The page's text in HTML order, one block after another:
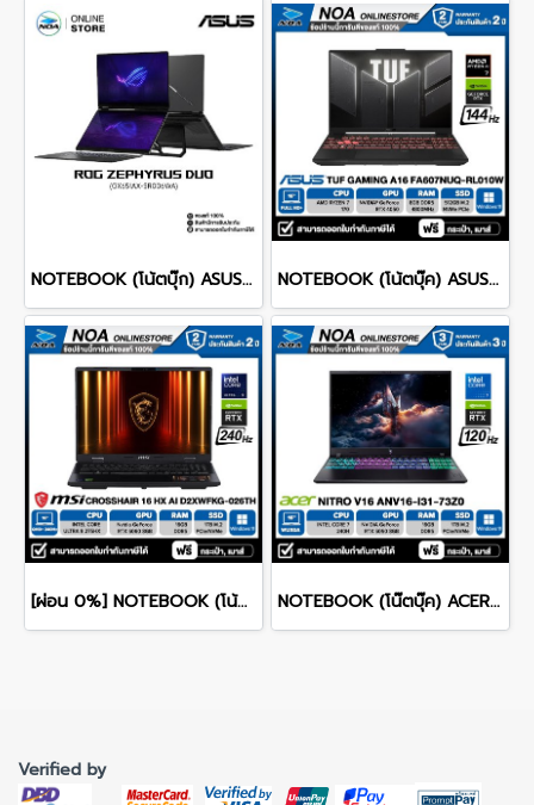
NOTEBOOK (โน้ตบุ๊ก) ASUS ROG ZEPHYRUS DUO 16 GX651AX-SR006WA 16" 3K OLED 120Hz Touchscreen/ULTRA 9 386H/64GB/SSD 2TB/RTX 5090/WINDOWS 11+MS OFFICE รับประกันศูนย์ไทย 3ปี NOTEBOOK (โน้ตบุ๊ค) ASUS TUF GAMING A16 FA607NUQ-RL010W 16" FHD+ 144Hz/RYZEN 7 170/RAM 8GB/SSD 512GB/RTX4050 รับประกันซ่อมฟรีถึงบ้าน 2ปี
[ผ่อน 0%] NOTEBOOK (โน้ตบุ๊ก) MSI CROSSHAIR 16 HX AI D2XWFKG-026TH 16" QHD+ 240Hz/CORE ULTRA 9 275HX/RAM 16GB/SSD 1B/RTX 5060/WINDOWS /11+OFFICE รับประกันศูนย์ไทย 2ปี NOTEBOOK (โน๊ตบุ๊ค) ACER NITRO V 16 ANV16-I31-73Z0 16-inch WUXGA/CORE 7 240H/16GB/SSD 1TB/RTX 5060/WINDOWS 11 รับประกันซ่อมฟรีถึงบ้าน 3ปี
Verified by